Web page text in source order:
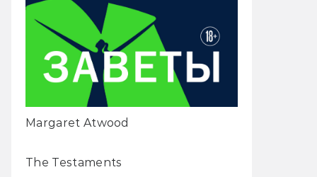
Margaret Atwood
The Testaments